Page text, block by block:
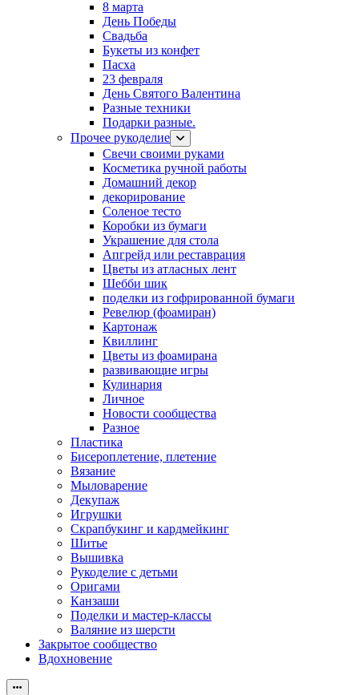
8 марта
День Победы
Свадьба
Букеты из конфет
Пасха
23 февраля
День Святого Валентина
Разные техники
Подарки разные.
Прочее рукоделие
Свечи своими руками
Косметика ручной работы
Домашний декор
декорирование
Соленое тесто
Коробки из бумаги
Украшение для стола
Апгрейд или реставрация
Цветы из атласных лент
Шебби шик
поделки из гофрированной бумаги
Ревелюр (фоамиран)
Картонаж
Квиллинг
Цветы из фоамирана
развивающие игры
Кулинария
Личное
Новости сообщества
Разное
Пластика
Бисероплетение, плетение
Вязание
Мыловарение
Декупаж
Игрушки
Скрапбукинг и кардмейкинг
Шитье
Вышивка
Рукоделие с детьми
Оригами
Канзаши
Поделки и мастер-классы
Валяние из шерсти
Закрытое сообщество
Вдохновение